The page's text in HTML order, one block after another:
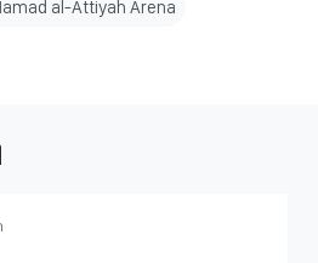
al-Attiyah Arena